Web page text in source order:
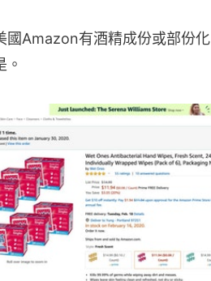
國Amazon有酒精成份或部份化